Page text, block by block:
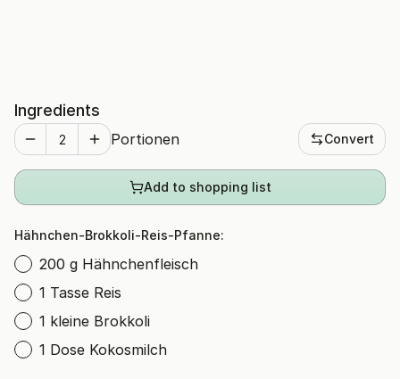
Ingredients
Portionen Convert
Add to shopping list
Hähnchen-Brokkoli-Reis-Pfanne:
200 g Hähnchenfleisch
1 Tasse Reis
1 kleine Brokkoli
1 Dose Kokosmilch